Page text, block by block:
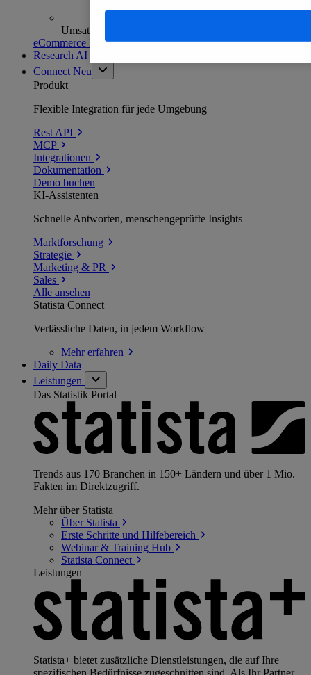
Umsatzanalysen und -prognosen
eCommerce Insights entdecken
Research AI
Connect Neu
Produkt
Flexible Integration für jede Umgebung
Rest API
MCP
Integrationen
Dokumentation
Demo buchen
KI-Assistenten
Schnelle Antworten, menschengeprüfte Insights
Marktforschung
Strategie
Marketing & PR
Sales
Alle ansehen
Statista Connect
Verlässliche Daten, in jedem Workflow
Mehrerfahren
Daily Data
Leistungen
Das Statistik Portal
Trends aus 170 Branchen in 150+ Ländern und über 1 Mio.
Fakten im Direktzugriff.
Mehr über Statista
Über Statista
Erste Schritte und Hilfebereich
Webinar & Training Hub
Statista Connect
Leistungen
Statista+ bietet zusätzliche Dienstleistungen, die auf Ihre
spezifischen Bedürfnisse zugeschnitten sind. Als Ihr Partner